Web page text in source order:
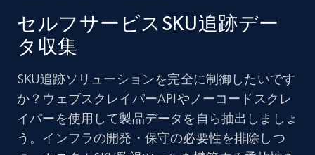
セルフサービスSKU追跡デー
タ収集
SKU追跡ソリューションを完全に制御したいです
か？ウェブスクレイパーAPIやノーコードスクレ
イパーを使用して製品データを自ら抽出しましょ
う。インフラの開発・保守の必要性を排除しつ